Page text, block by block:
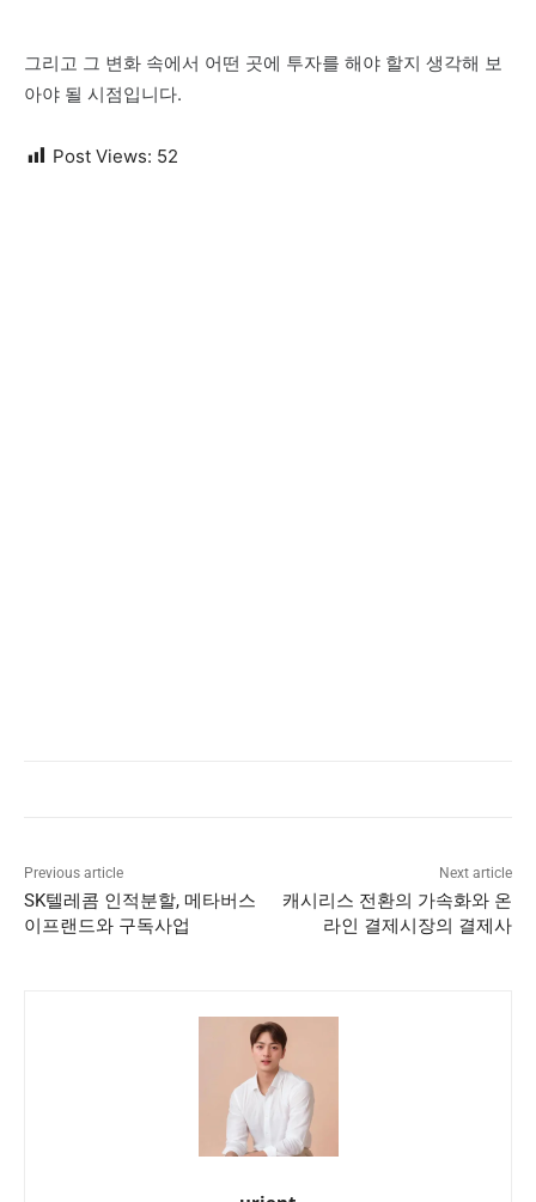
그리고 그 변화 속에서 어떤 곳에 투자를 해야 할지 생각해 보
아야 될 시점입니다.
Post Views: 52
Previous article
SK텔레콤 인적분할, 메타버스
이프랜드와 구독사업
Next article
캐시리스 전환의 가속화와 온
라인 결제시장의 결제사